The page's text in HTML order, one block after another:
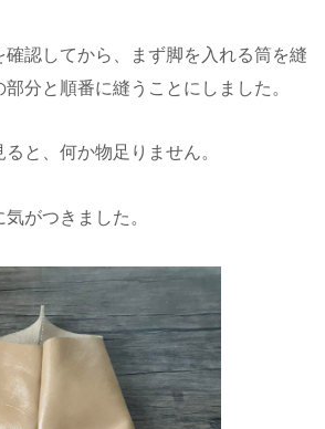
認してから、まず脚を入れる筒を縫
分と順番に縫うことにしました。
と、何か物足りません。
がつきました。